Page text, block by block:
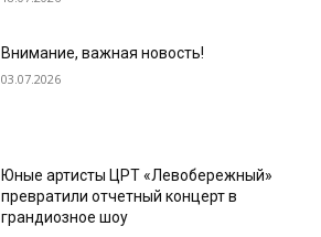
Внимание, важная новость!
03.07.2026
Юные артисты ЦРТ «Левобережный»
превратили отчетный концерт в
грандиозное шоу